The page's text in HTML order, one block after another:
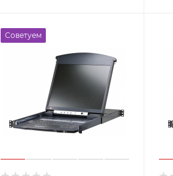
Советуем